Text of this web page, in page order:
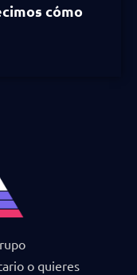
cómo
o quieres